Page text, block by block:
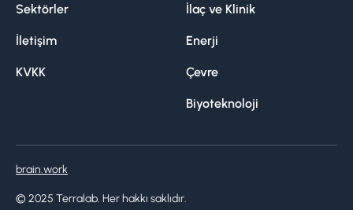
Sektörler
İletişim
KVKK
İlaç ve Klinik
Enerji
Çevre
Biyoteknoloji
© 2025 Terralab. Her hakkı saklıdır.
brain.work